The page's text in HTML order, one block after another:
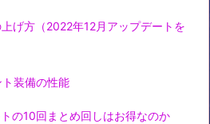
げ方（2022年12月アップデートを
装備の性能
の10回まとめ回しはお得なのか